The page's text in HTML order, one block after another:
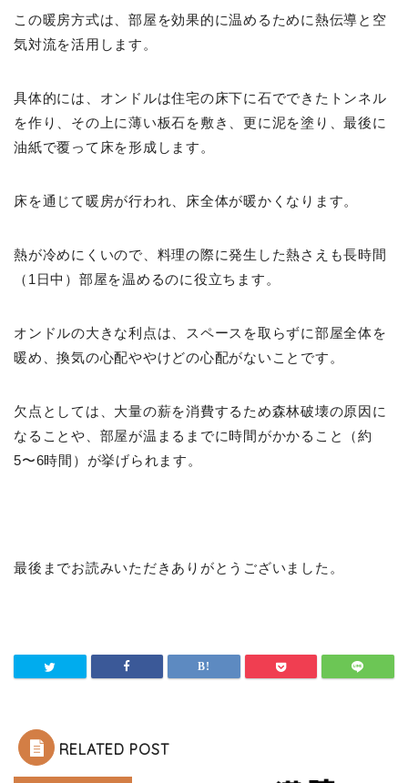
この暖房方式は、部屋を効果的に温めるために熱伝導と空
気対流を活用します。
具体的には、オンドルは住宅の床下に石でできたトンネル
を作り、その上に薄い板石を敷き、更に泥を塗り、最後に
油紙で覆って床を形成します。
床を通じて暖房が行われ、床全体が暖かくなります。
熱が冷めにくいので、料理の際に発生した熱さえも長時間
（1日中）部屋を温めるのに役立ちます。
オンドルの大きな利点は、スペースを取らずに部屋全体を
暖め、換気の心配ややけどの心配がないことです。
欠点としては、大量の薪を消費するため森林破壊の原因に
なることや、部屋が温まるまでに時間がかかること（約
5〜6時間）が挙げられます。
最後までお読みいただきありがとうございました。
RELATED POST